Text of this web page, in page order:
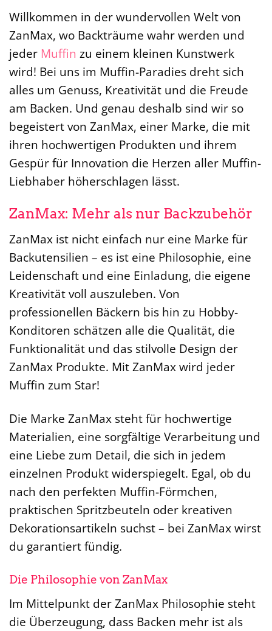
Willkommen in der wundervollen Welt von
ZanMax, wo Backträume wahr werden und
jeder Muffin zu einem kleinen Kunstwerk
wird! Bei uns im Muffin-Paradies dreht sich
alles um Genuss, Kreativität und die Freude
am Backen. Und genau deshalb sind wir so
begeistert von ZanMax, einer Marke, die mit
ihren hochwertigen Produkten und ihrem
Gespür für Innovation die Herzen aller Muffin-
Liebhaber höherschlagen lässt.
ZanMax: Mehr als nur Backzubehör
ZanMax ist nicht einfach nur eine Marke für
Backutensilien – es ist eine Philosophie, eine
Leidenschaft und eine Einladung, die eigene
Kreativität voll auszuleben. Von
professionellen Bäckern bis hin zu Hobby-
Konditoren schätzen alle die Qualität, die
Funktionalität und das stilvolle Design der
ZanMax Produkte. Mit ZanMax wird jeder
Muffin zum Star!
Die Marke ZanMax steht für hochwertige
Materialien, eine sorgfältige Verarbeitung und
eine Liebe zum Detail, die sich in jedem
einzelnen Produkt widerspiegelt. Egal, ob du
nach den perfekten Muffin-Förmchen,
praktischen Spritzbeuteln oder kreativen
Dekorationsartikeln suchst – bei ZanMax wirst
du garantiert fündig.
Die Philosophie von ZanMax
Im Mittelpunkt der ZanMax Philosophie steht
die Überzeugung, dass Backen mehr ist als